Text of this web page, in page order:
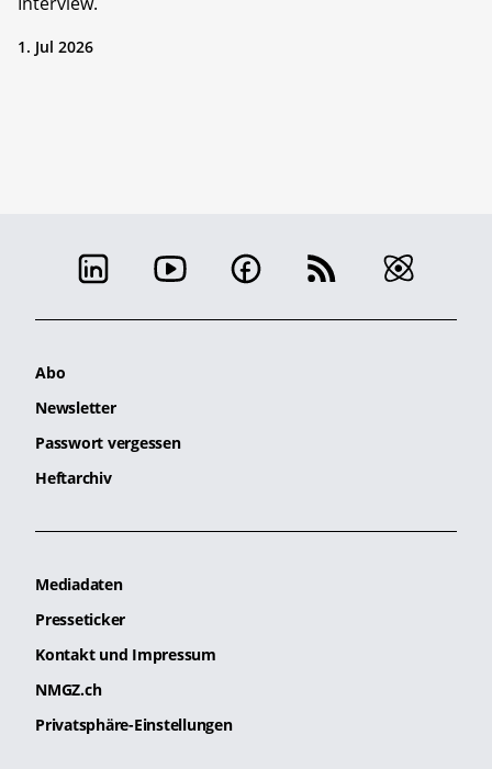
1. Jul 2026
Abo
Newsletter
Passwort vergessen
Heftarchiv
Mediadaten
Presseticker
Kontakt und Impressum
NMGZ.ch
Privatsphäre-Einstellungen